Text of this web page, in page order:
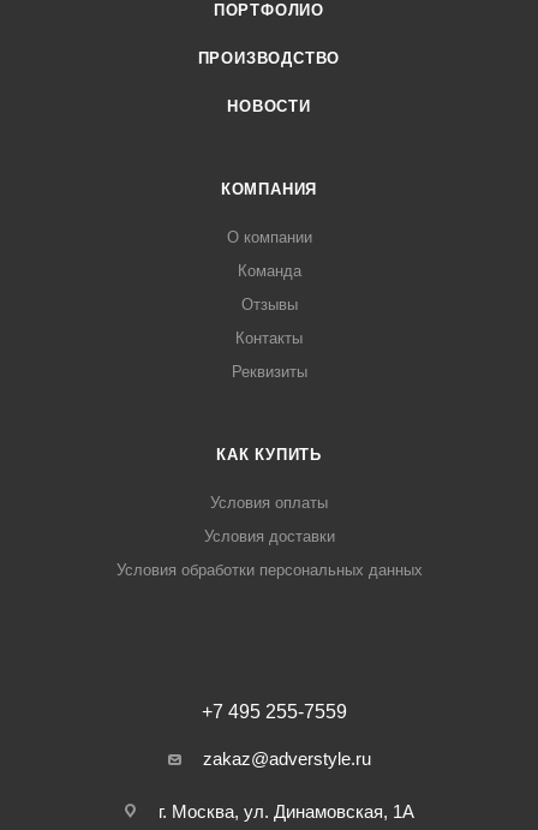
ПОРТФОЛИО
ПРОИЗВОДСТВО
НОВОСТИ
КОМПАНИЯ
О компании
Команда
Отзывы
Контакты
Реквизиты
КАК КУПИТЬ
Условия оплаты
Условия доставки
Условия обработки персональных данных
+7 495 255-7559
zakaz@adverstyle.ru
г. Москва, ул. Динамовская, 1А